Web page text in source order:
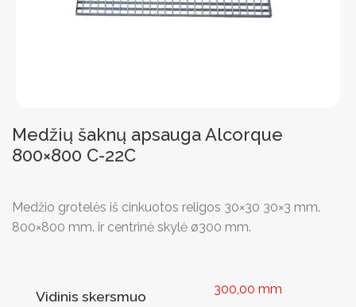
Medžių šaknų apsauga Alcorque
800×800 C-22C
Medžio grotelės iš cinkuotos religos 30×30 30×3 mm.
800×800 mm. ir centrinė skylė ø300 mm.
Vidinis skersmuo 300,00 mm